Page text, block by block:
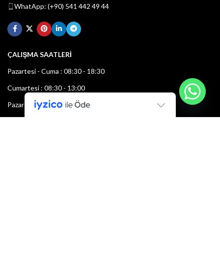
WhatApp: (+90) 541 442 49 44
ÇALIŞMA SAATLERİ
Pazartesi - Cuma : 08:30 - 18:30
Cumartesi : 08:30 - 13:00
Pazar: Kapalı